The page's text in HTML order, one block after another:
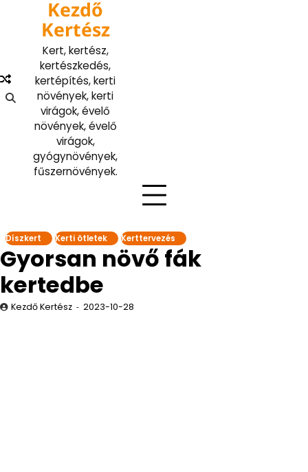
content
Kezdő
Kertész
Kert, kertész,
kertészkedés,
kertépítés, kerti
növények, kerti
virágok, évelő
növények, évelő
virágok,
gyógynövények,
fűszernövények.
Díszkert Kerti ötletek Kerttervezés
Gyorsan növő fák
kertedbe
Kezdő Kertész 2023-10-28